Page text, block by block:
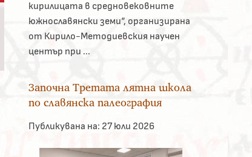
кирилицата в средновековните
южнославянски земи“, организирана
от Кирило-Методиевския научен
център при ...
Започна Третата лятна школа
по славянска палеография
Публикувана на: 27 юли 2026